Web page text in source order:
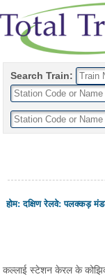
Search Train:
होम:दक्षिण रेलवे:पलक्कड़
कल्लाई स्टेशन केरल के